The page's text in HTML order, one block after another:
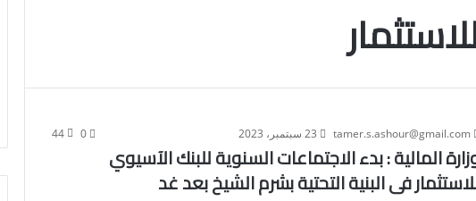
tamer.s.ashour@gmail.com 23 سبتمبر، 2023 0
44
المالية : بدء الاجتماعات السنوية للبنك الآسيوي
فى البنية التحتية بشرم الشيخ بعد غد